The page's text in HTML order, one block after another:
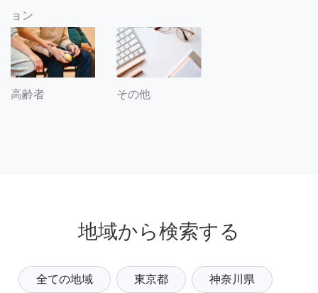
ョン
高齢者 その他
地域から検索する
全ての地域 東京都 神奈川県